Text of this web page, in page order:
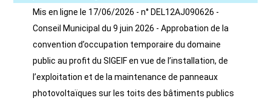
Mis en ligne le 17/06/2026 - n° DEL12AJ090626 -
Conseil Municipal du 9 juin 2026 - Approbation de la
convention d’occupation temporaire du domaine
public au profit du SIGEIF en vue de l’installation, de
l’exploitation et de la maintenance de panneaux
photovoltaïques sur les toits des bâtiments publics